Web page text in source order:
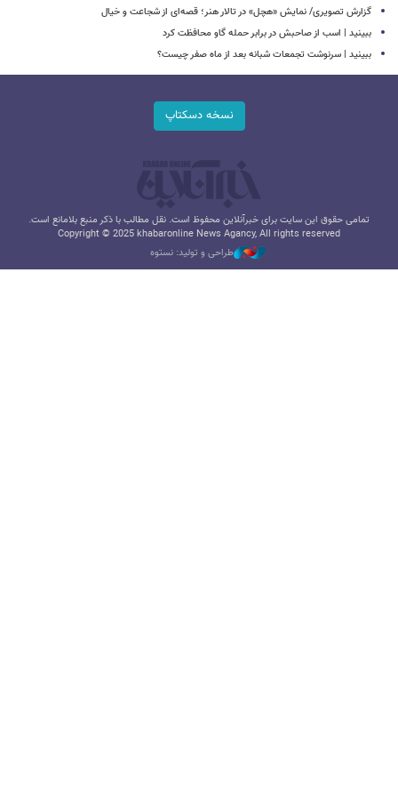
گزارش تصویری/ نمایش «هچل» در تالار هنر؛ قصه‌ای از شجاعت و خیال
ببینید | اسب از صاحبش در برابر حمله گاو محافظت کرد
ببینید | سرنوشت تجمعات شبانه بعد از ماه صفر چیست؟
نسخه دسکتاپ
تمامی حقوق این سایت برای خبرآنلاین محفوظ است. نقل مطالب با ذکر منبع بلامانع است.
Copyright © 2025 khabaronline News Agancy, All rights reserved
طراحی و تولید: نستوه